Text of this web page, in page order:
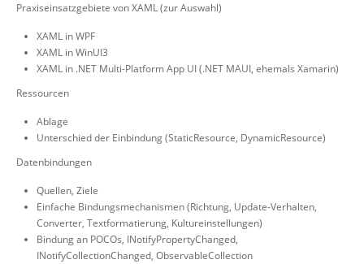
Praxiseinsatzgebiete von XAML (zur Auswahl)
XAML in WPF
XAML in WinUI3
XAML in .NET Multi-Platform App UI (.NET MAUI, ehemals Xamarin)
Ressourcen
Ablage
Unterschied der Einbindung (StaticResource, DynamicResource)
Datenbindungen
Quellen, Ziele
Einfache Bindungsmechanismen (Richtung, Update-Verhalten,
Converter, Textformatierung, Kultureinstellungen)
Bindung an POCOs, INotifyPropertyChanged,
INotifyCollectionChanged, ObservableCollection